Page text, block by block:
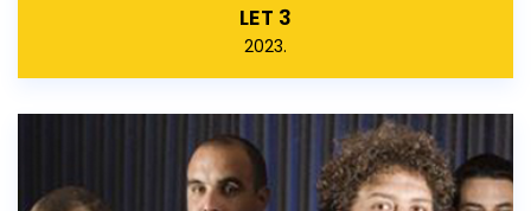
LET 3
2023.